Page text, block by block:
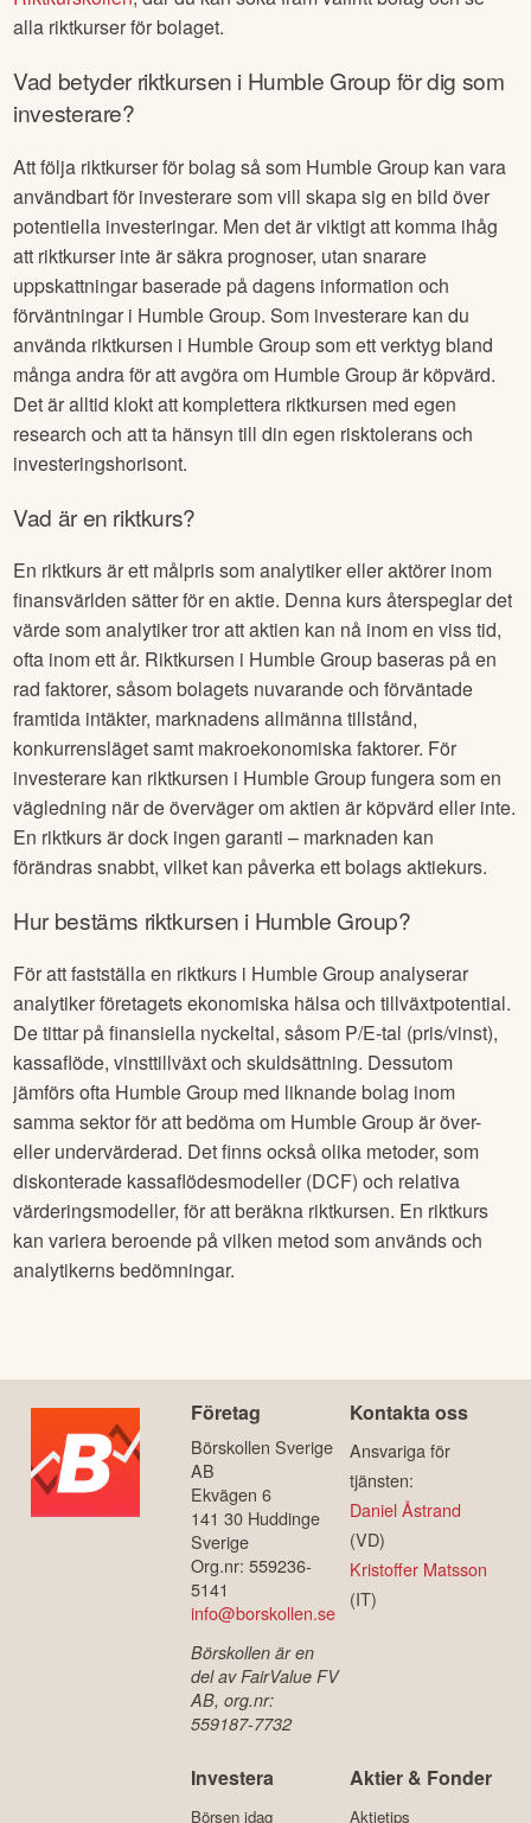
alla riktkurser för bolaget.
Vad betyder riktkursen i Humble Group för dig som
investerare?
Att följa riktkurser för bolag så som Humble Group kan vara
användbart för investerare som vill skapa sig en bild över
potentiella investeringar. Men det är viktigt att komma ihåg
att riktkurser inte är säkra prognoser, utan snarare
uppskattningar baserade på dagens information och
förväntningar i Humble Group. Som investerare kan du
använda riktkursen i Humble Groupsom ett verktyg bland
många andra för att avgöra om Humble Groupär köpvärd.
Det är alltid klokt att komplettera riktkursen med egen
research och att ta hänsyn till din egen risktolerans och
investeringshorisont.
Vad är en riktkurs?
En riktkurs är ett målpris som analytiker eller aktörer inom
finansvärlden sätter för en aktie. Denna kurs återspeglar det
värde som analytiker tror att aktien kan nå inom en viss tid,
ofta inom ett år. Riktkursen i Humble Groupbaseras på en
rad faktorer, såsom bolagets nuvarande och förväntade
framtida intäkter, marknadens allmänna tillstånd,
konkurrensläget samt makroekonomiska faktorer. För
investerare kan riktkursen i Humble Groupfungera som en
vägledning när de överväger om aktien är köpvärd eller inte.
En riktkurs är dock ingen garanti – marknaden kan
förändras snabbt, vilket kan påverka ett bolags aktiekurs.
Hur bestäms riktkursen i Humble Group?
För att fastställa en riktkurs i Humble Groupanalyserar
analytiker företagets ekonomiska hälsa och tillväxtpotential.
De tittar på finansiella nyckeltal, såsom P/E-tal (pris/vinst),
kassaflöde, vinsttillväxt och skuldsättning. Dessutom
jämförs ofta Humble Group med liknande bolag inom
samma sektor för att bedöma om Humble Groupär över-
eller undervärderad. Det finns också olika metoder, som
diskonterade kassaflödesmodeller (DCF) och relativa
värderingsmodeller, för att beräkna riktkursen. En riktkurs
kan variera beroende på vilken metod som används och
analytikerns bedömningar.
Företag
Börskollen Sverige
AB
Ekvägen 6
141 30 Huddinge
Sverige
Org.nr: 559236-
5141
info@borskollen.se
Börskollen är en
del av FairValue FV
AB, org.nr:
559187-7732
Kontakta oss
Ansvariga för
tjänsten:
Daniel Åstrand
(VD)
Kristoffer Matsson
(IT)
Investera
Börsen idag
Aktier & Fonder
Aktietips